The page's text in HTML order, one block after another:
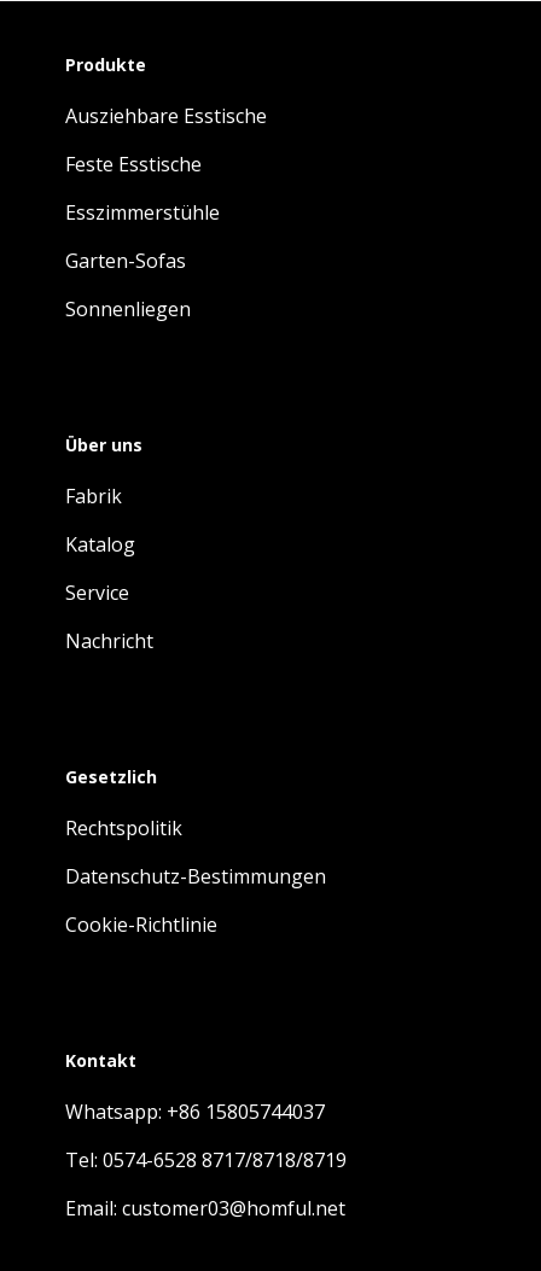
Produkte
Ausziehbare Esstische
Feste Esstische
Esszimmerstühle
Garten-Sofas
Sonnenliegen
Über uns
Fabrik
Katalog
Service
Nachricht
Gesetzlich
Rechtspolitik
Datenschutz-Bestimmungen
Cookie-Richtlinie
Kontakt
Whatsapp: +86 15805744037
Tel: 0574-6528 8717/8718/8719
Email: customer03@homful.net